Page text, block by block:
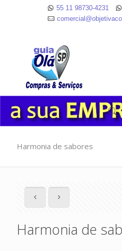
55 11 98730-4231
Harmonia de sabores
Harmonia de